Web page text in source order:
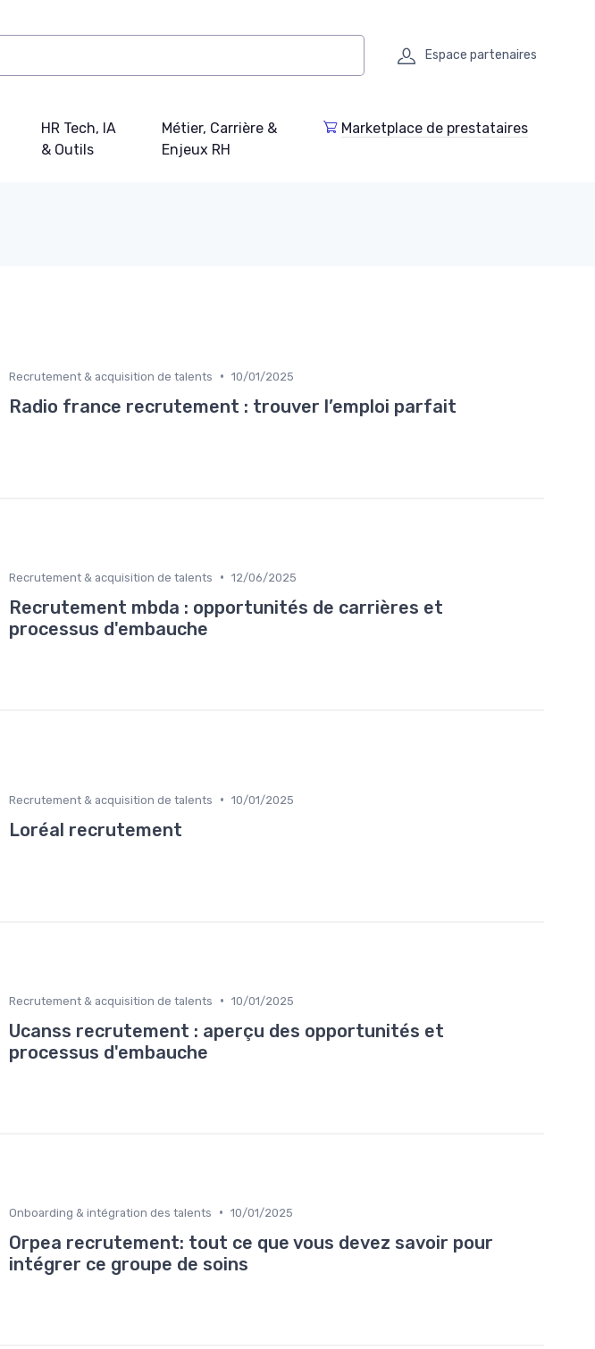
Espace partenaires
HR Tech, IA
& Outils
Métier, Carrière &
Enjeux RH
Marketplace de prestataires
Recrutement & acquisition de talents • 10/01/2025
Radio france recrutement : trouver l’emploi parfait
Recrutement & acquisition de talents • 12/06/2025
Recrutement mbda : opportunités de carrières et
processus d'embauche
Recrutement & acquisition de talents • 10/01/2025
Loréal recrutement
Recrutement & acquisition de talents • 10/01/2025
Ucanss recrutement : aperçu des opportunités et
processus d'embauche
Onboarding & intégration des talents • 10/01/2025
Orpea recrutement: tout ce que vous devez savoir pour
intégrer ce groupe de soins